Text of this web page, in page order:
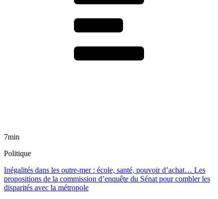
7min
Politique
Inégalités dans les outre-mer : école, santé, pouvoir d’achat… Les
propositions de la commission d’enquête du Sénat pour combler les
disparités avec la métropole